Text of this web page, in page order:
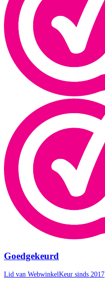
Goedgekeurd
Lid van WebwinkelKeur sinds 2017